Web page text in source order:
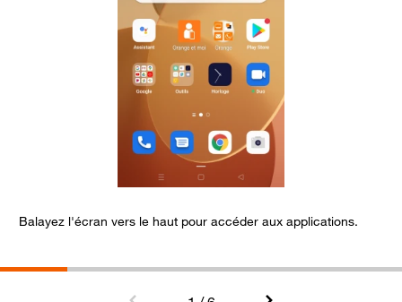
Balayez l'écran vers le haut pour accéder aux applications.